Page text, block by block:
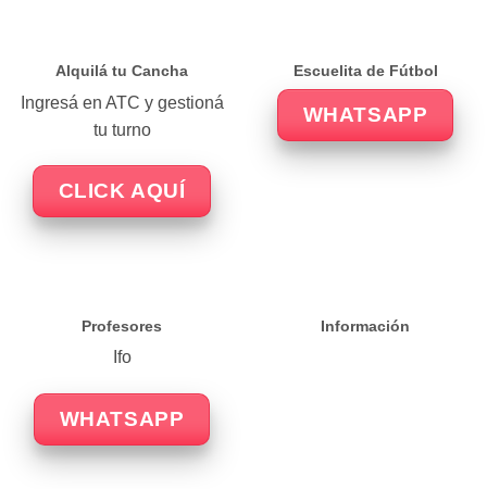
Alquilá tu Cancha
Ingresá en ATC y gestioná
tu turno
CLICK AQUÍ
Escuelita de Fútbol
WHATSAPP
Profesores
Ifo
WHATSAPP
Información